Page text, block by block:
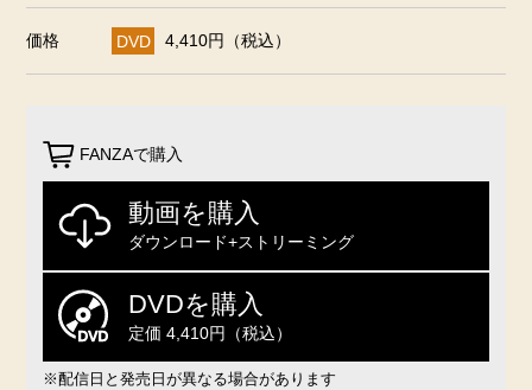
価格 DVD 4,410円（税込）
FANZAで購入
動画を購入
ダウンロード+ストリーミング
DVDを購入
定価 4,410円（税込）
※配信日と発売日が異なる場合があります